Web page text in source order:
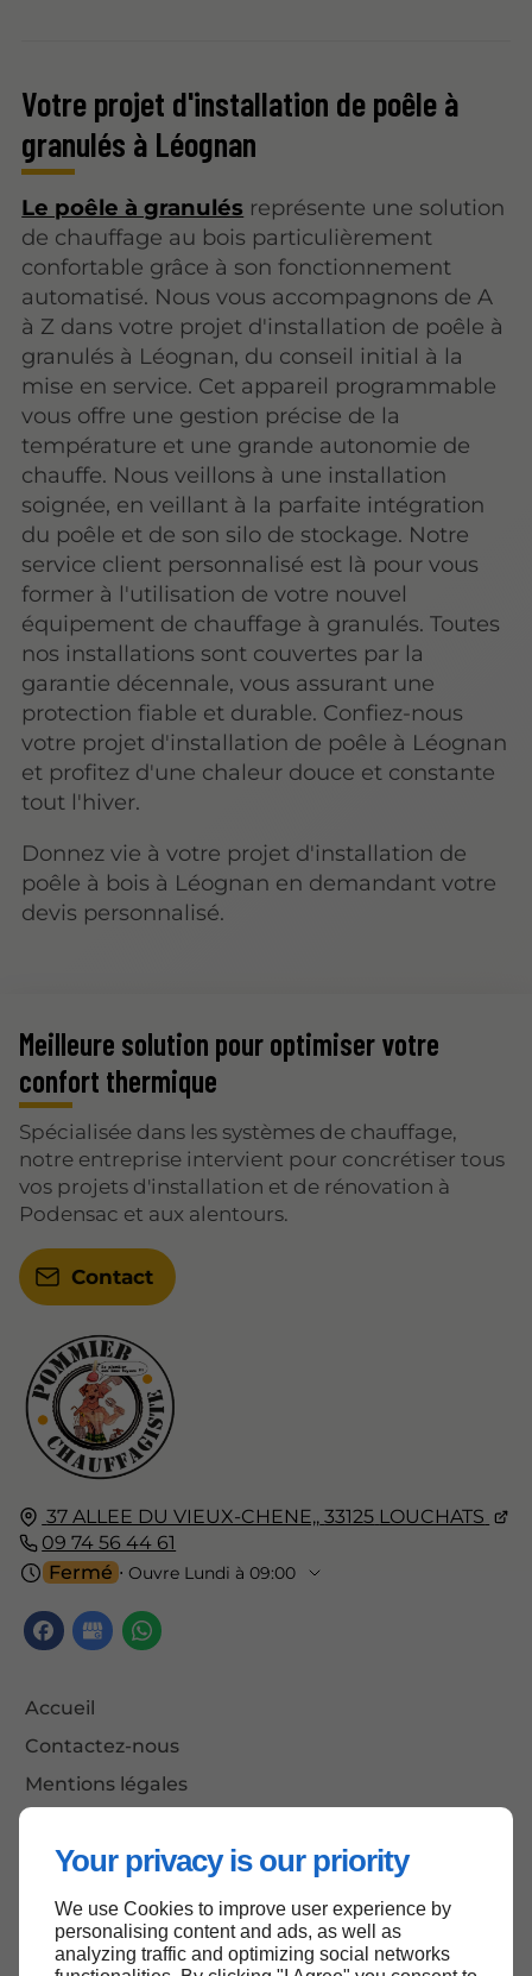
Your privacy is our priority
We use Cookies to improve user experience by
personalising content and ads, as well as
analyzing traffic and optimizing social networks
Votre projet d'installation de poêle à
granulés à Léognan
Le poêle à granulés représente une solution
de chauffage au bois particulièrement
confortable grâce à son fonctionnement
automatisé. Nous vous accompagnons de A
à Z dans votre projet d'installation de poêle à
granulés à Léognan, du conseil initial à la
mise en service. Cet appareil programmable
vous offre une gestion précise de la
température et une grande autonomie de
chauffe. Nous veillons à une installation
soignée, en veillant à la parfaite intégration
du poêle et de son silo de stockage. Notre
service client personnalisé est là pour vous
former à l'utilisation de votre nouvel
équipement de chauffage à granulés. Toutes
nos installations sont couvertes par la
garantie décennale, vous assurant une
protection fiable et durable. Confiez-nous
votre projet d'installation de poêle à Léognan
et profitez d'une chaleur douce et constante
tout l'hiver.
Donnez vie à votre projet d'installation de
poêle à bois à Léognan en demandant votre
devis personnalisé.
37 ALLEE DU VIEUX-CHENE,, 33125 LOUCHATS
09 74 56 44 61
Fermé ⋅ Ouvre Lundi à 09:00
Accueil
Contactez-nous
Mentions légales
Meilleure solution pour optimiser votre
confort thermique
Spécialisée dans les systèmes de chauffage,
notre entreprise intervient pour concrétiser tous
vos projets d'installation et de rénovation à
Podensac et aux alentours.
Contact
Haut de page